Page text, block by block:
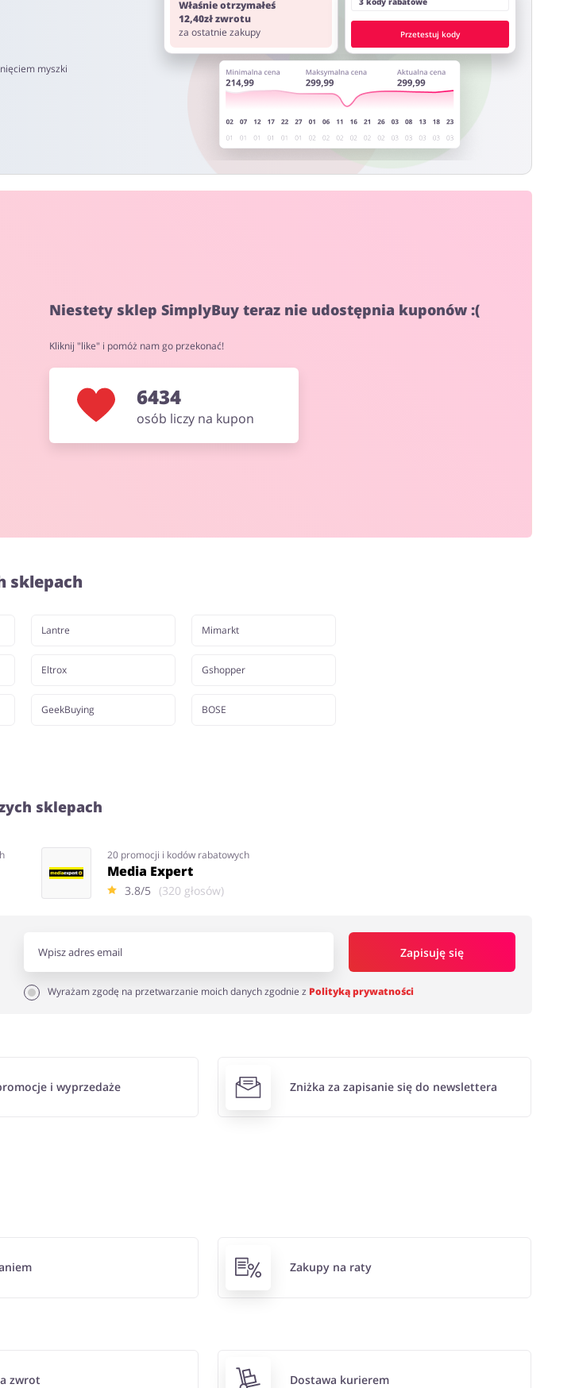
myszki
Właśnie otrzymałeś
12,40zł zwrotu
za ostatnie zakupy
Przetestuj kody
Niestety sklep SimplyBuy teraz nie udostępnia kuponów :(
Kliknij "like" i pomóż nam go przekonać!
6434
osób liczy na kupon
sklepach
Lantre
Eltrox
GeekBuying
Mimarkt
Gshopper
BOSE
sklepach
20 promocji i kodów rabatowych
Media Expert
3.8/5 (320 głosów)
Zapisuję się
Wyrażam zgodę na przetwarzanie moich danych zgodnie z Polityką prywatności
i wyprzedaże Zniżka za zapisanie się do newslettera
Zakupy na raty
zwrot Dostawa kurierem